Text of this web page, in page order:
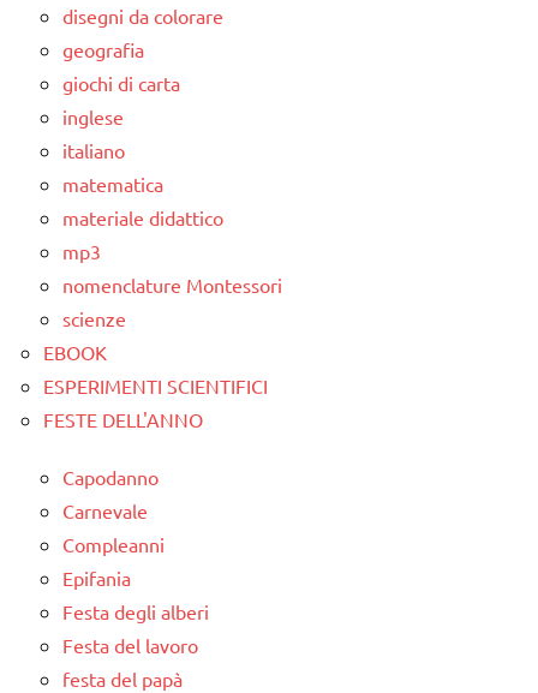
materiale
didattico
nomenclature
Montessori
psicogrammatica
Montessori
TUTTI GLI
ARGOMENTI
PER ETA'
TUTTI GLI
ARTICOLI
disegni da colorare
geografia
giochi di carta
inglese
italiano
matematica
materiale didattico
mp3
nomenclature Montessori
scienze
EBOOK
ESPERIMENTI SCIENTIFICI
FESTE DELL'ANNO
Capodanno
Carnevale
Compleanni
Epifania
Festa degli alberi
Festa del lavoro
festa del papà